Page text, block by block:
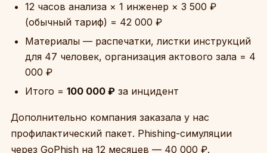
12 часов анализа × 1 инженер × 3 500 ₽
(обычный тариф) = 42 000 ₽
Материалы — распечатки, листки инструкций
для 47 человек, организация актового зала = 4
000 ₽
Итого = 100 000 ₽ за инцидент
Дополнительно компания заказала у нас
профилактический пакет. Phishing-симуляции
через GoPhish на 12 месяцев — 40 000 ₽.